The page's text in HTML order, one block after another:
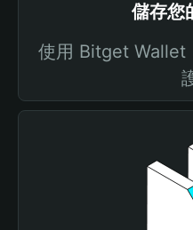
儲存您
使用 Bitget Wallet